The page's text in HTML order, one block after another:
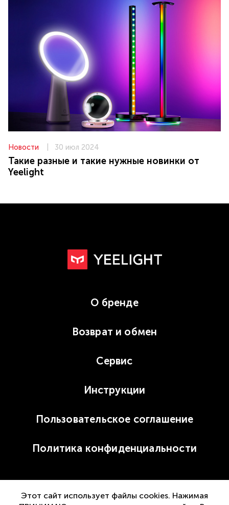
Новости 30 июл 2024
Такие разные и такие нужные новинки от
Yeelight
О бренде
Возврат и обмен
Сервис
Инструкции
Пользовательское соглашение
Политика конфиденциальности
sales@yeelight-shop.ru
Этот сайт использует файлы cookies. Нажимая